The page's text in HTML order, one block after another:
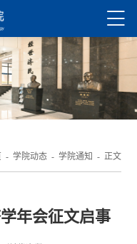
- 学院动态- 学院通知 - 正文
年会征文启事